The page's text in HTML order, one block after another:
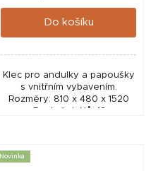
cena:
Do košíku
Klec pro andulky a papoušky
s vnitřním vybavením.
Rozměry: 810 x 480 x 1520
mm. Rozteč drátů: 12 mm
Novinka